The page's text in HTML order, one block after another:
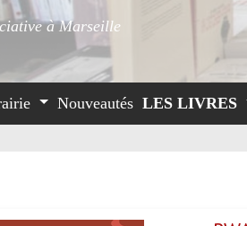
à Marseille
Nouveautés LES LIVRES